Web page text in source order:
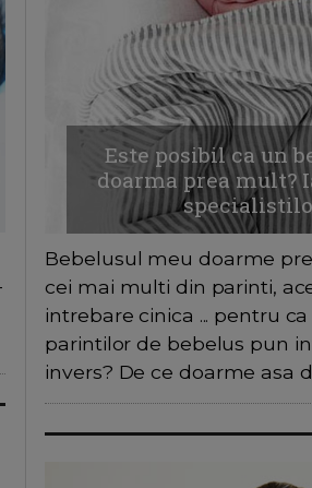
Este posibil ca un
doarma prea mult?
Bebelusul meu doarme
cei mai multi din parinti,
intrebare cinica ... pentru
parintilor de bebelus pun
invers? De ce doarme asa